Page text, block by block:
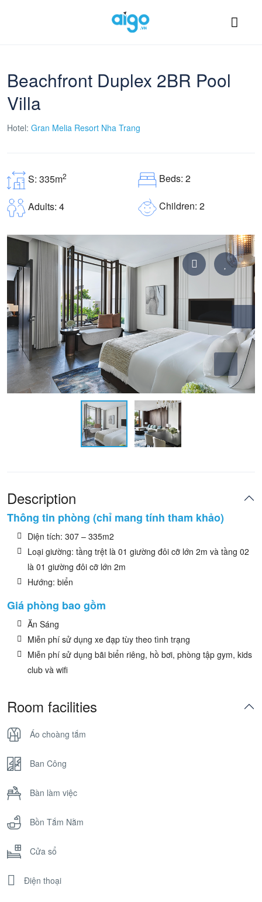
Beachfront Duplex 2BR Pool
Villa
Hotel: Gran Melia Resort Nha Trang
S: 335m2 Beds: 2
Adults: 4 Children: 2
Description
Thông tin phòng (chỉ mang tính tham khảo)
Diện tích: 307 – 335m2
Loại giường: tầng trệt là 01 giường đôi cỡ lớn 2m và tầng 02
là 01 giường đôi cỡ lớn 2m
Hướng: biển
Giá phòng bao gồm
Ăn Sáng
Miễn phí sử dụng xe đạp tùy theo tình trạng
Miễn phí sử dụng bãi biển riêng, hồ bơi, phòng tập gym, kids
club và wifi
Room facilities
Áo choàng tắm
Ban Công
Bàn làm việc
Bồn Tắm Nằm
Cửa sổ
Điện thoại